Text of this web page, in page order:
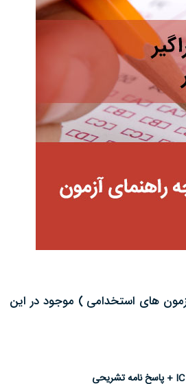
های استخدامی ) موجود در این